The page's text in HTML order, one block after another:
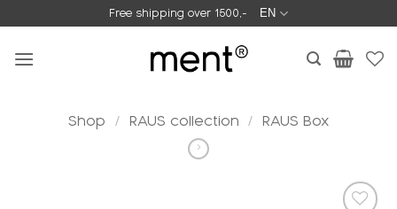
to
content
Free shipping over 1500,- EN
Shop / RAUS collection / RAUS Box